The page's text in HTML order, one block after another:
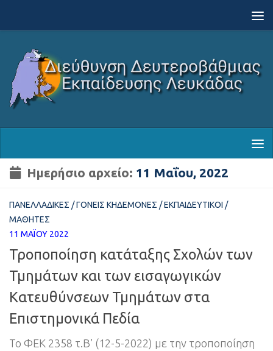
Ημερήσιο αρχείο: 11 Μαΐου, 2022
ΠΑΝΕΛΛΑΔΙΚΈΣ /ΓΟΝΕΊΣ ΚΗΔΕΜΌΝΕΣ /ΕΚΠΑΙΔΕΥΤΙΚΟΊ /
ΜΑΘΗΤΈΣ
11 ΜΑΪ́ΟΥ 2022
Τροποποίηση κατάταξης Σχολών των
Τμημάτων και των εισαγωγικών
Κατευθύνσεων Τμημάτων στα
Επιστημονικά Πεδία
Το ΦΕΚ 2358 τ.Β’ (12-5-2022) με την τροποποίηση